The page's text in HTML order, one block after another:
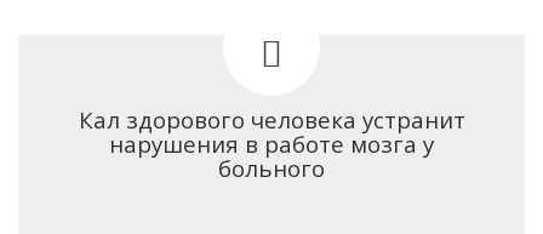
Кал здорового человека устранит
нарушения в работе мозга у
больного